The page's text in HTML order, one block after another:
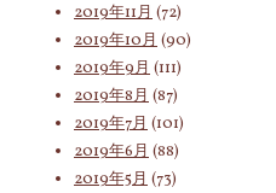
2019年11月 (72)
2019年10月 (90)
2019年9月 (111)
2019年8月 (87)
2019年7月 (101)
2019年6月 (88)
2019年5月 (73)